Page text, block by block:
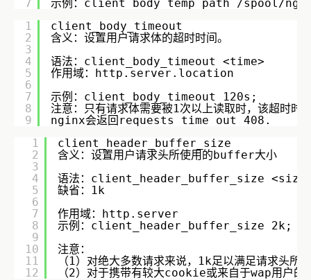
7
示例：client_body_temp_path /spool/
1
2
3
4
5
6
7
8
9
client_body_timeout
含义：设置用户请求体的超时时间。
语法：client_body_timeout <time>
作用域：http.server.location
示例：client_body_timeout 120s;
注意：只有请求体需要被1次以上读取时，该超时时
nginx会返回requests time out 408.
1
2
3
4
5
6
7
8
9
10
11
12
client_header_buffer_size
含义：设置用户请求头所使用的buffer大小
语法：
缺省：1k
作用域：http.server
示例：client_header_buffer_size
注意：
（1）对绝大多数请求来说，1k足以满足
（2）对于携带有较大cookie或来自于wap用